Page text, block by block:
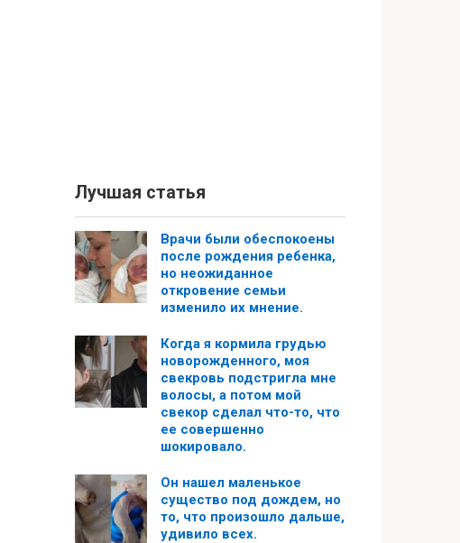
Лучшая статья
Врачи были обеспокоены
после рождения ребенка,
но неожиданное
откровение семьи
изменило их мнение.
Когда я кормила грудью
новорожденного, моя
свекровь подстригла мне
волосы, а потом мой
свекор сделал что-то, что
ее совершенно
шокировало.
Он нашел маленькое
существо под дождем, но
то, что произошло дальше,
удивило всех.